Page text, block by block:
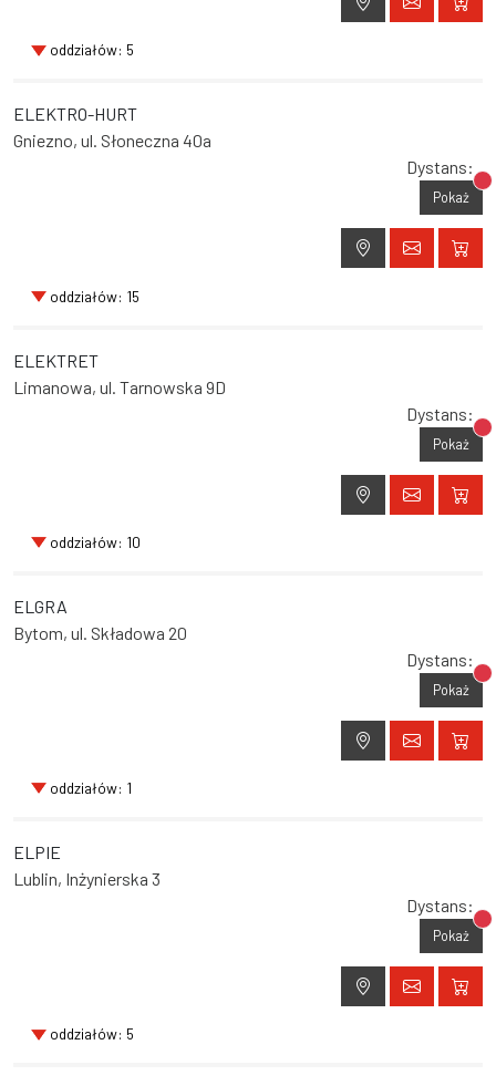
oddziałów: 5
ELEKTRO-HURT
Gniezno, ul. Słoneczna 40a
Dystans:
Pokaż
oddziałów: 15
ELEKTRET
Limanowa, ul. Tarnowska 9D
Dystans:
Pokaż
oddziałów: 10
ELGRA
Bytom, ul. Składowa 20
Dystans:
Pokaż
oddziałów: 1
ELPIE
Lublin, Inżynierska 3
Dystans:
Pokaż
oddziałów: 5